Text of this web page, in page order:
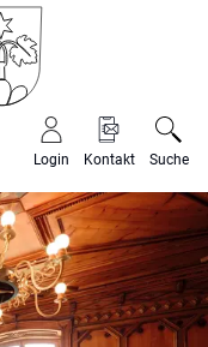
Gemeinde
Login Kontakt Suche